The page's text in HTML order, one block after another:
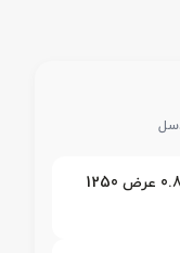
قیمت ورق گالوانیزه شهرکرد ضخامت 0.8 عرض 1250